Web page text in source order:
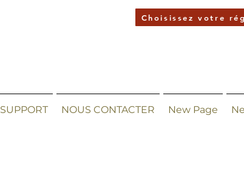
Choisissez votre
SUPPORT NOUS CONTACTER New Page